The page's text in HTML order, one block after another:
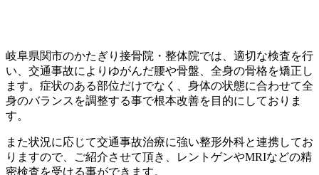
岐阜県関市のかたぎり接骨院・整体院では、適切な検査を行
い、交通事故によりゆがんだ腰や骨盤、全身の骨格を矯正し
ます。症状のある部位だけでなく、身体の状態に合わせて全
身のバランスを調整する事で根本改善を目的にしておりま
す。
また状況に応じて交通事故治療に強い整形外科と連携してお
りますので、ご紹介させて頂き、レントゲンやMRIなどの精
密検査を受ける事ができます。